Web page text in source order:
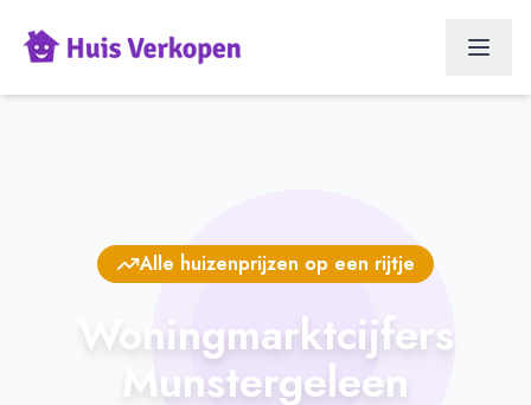
Alle huizenprijzen op een rijtje
Woningmarktcijfers
Munstergeleen